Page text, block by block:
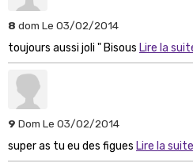
8 dom Le 03/02/2014
toujours aussi joli " Bisous Lire la
9 Dom Le 03/02/2014
super as tu eu des figues Lire la suite